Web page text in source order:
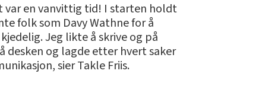
var en vanvittig tid! I starten holdt
folk som Davy Wathne for å
Jeg likte å skrive og på
desken og lagde etter hvert saker
sier Takle Friis.